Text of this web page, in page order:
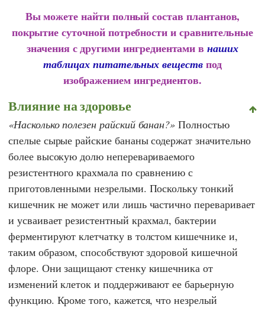
Вы можете найти полный состав плантанов,
покрытие суточной потребности и сравнительные
значения с другими ингредиентами внаших
таблицах питательных веществпод
изображением ингредиентов.
Влияние на здоровье
Насколько полезен райский банан? Полностью
спелые сырые райские бананы содержат значительно
более высокую долю неперевариваемого
резистентного крахмала по сравнению с
приготовленными незрелыми. Поскольку тонкий
кишечник не может или лишь частично переваривает
и усваивает резистентный крахмал, бактерии
ферментируют клетчатку в толстом кишечнике и,
таким образом, способствуют здоровой кишечной
флоре. Они защищают стенку кишечника от
изменений клеток и поддерживают ее барьерную
функцию. Кроме того, кажется, что незрелый